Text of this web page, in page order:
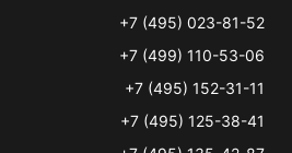
+7 (495) 023-81-52
+7 (499) 110-53-06
+7 (495) 152-31-11
+7 (495) 125-38-41